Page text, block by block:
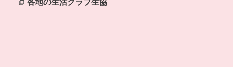
各地の生活クラブ生協